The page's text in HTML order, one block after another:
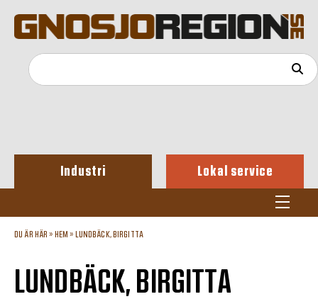
Industri Lokal service
DU ÄR HÄR » HEM » LUNDBÄCK, BIRGITTA
LUNDBÄCK, BIRGITTA